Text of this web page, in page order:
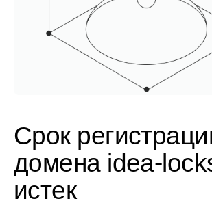
Срок
домена idea-
истек